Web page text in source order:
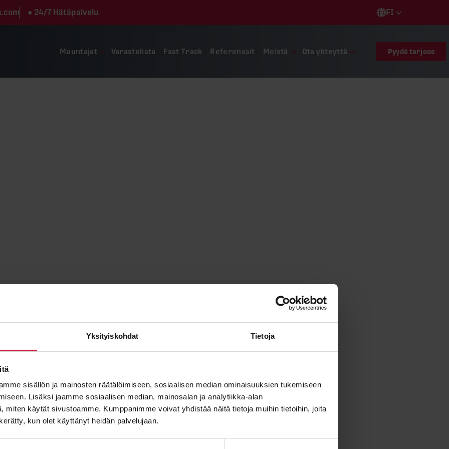
Yksityiskohdat Tietoja
sisällön ja mainosten räätälöimiseen, sosiaalisen median ominaisuuksien tukemiseen
Lisäksi jaamme sosiaalisen median, mainosalan ja analytiikka-alan
miten käytät sivustoamme. Kumppanimme voivat yhdistää näitä tietoja muihin tietoihin, joita
kun olet käyttänyt heidän palvelujaan.
● 24/7 Hätäpalvelu FI
Languages
Muuntajat Varastolista Fast Track Referenssit Meistä Ota yhteyttä Pyydä tarjous